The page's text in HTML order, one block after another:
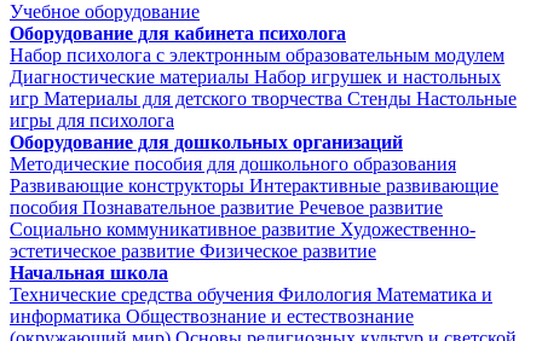
Учебное оборудование
Оборудование для кабинета психолога
Набор психолога с электронным образовательным модулем
Диагностические материалы Набор игрушек и настольных
игр Материалы для детского творчества Стенды Настольные
игры для психолога
Оборудование для дошкольных организаций
Методические пособия для дошкольного образования
Развивающие конструкторы Интерактивные развивающие
пособия Познавательное развитие Речевое развитие
Социально коммуникативное развитие Художественно-
эстетическое развитие Физическое развитие
Начальная школа
Технические средства обучения Филология Математика и
информатика Обществознание и естествознание